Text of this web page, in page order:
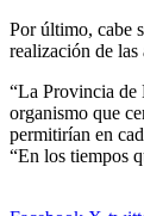
Por último, cabe
realización de
“La Provincia de
organismo que
permitirían en
“En los tiempos